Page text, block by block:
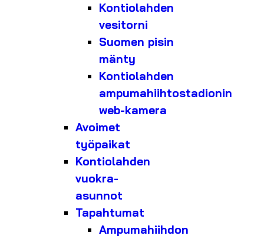
Kontiolahden
vesitorni
Suomen pisin
mänty
Kontiolahden
ampumahiihtostadionin
web-kamera
Avoimet
työpaikat
Kontiolahden
vuokra-
asunnot
Tapahtumat
Ampumahiihdon